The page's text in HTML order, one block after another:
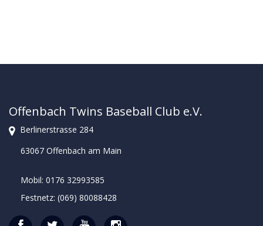
Offenbach Twins Baseball Club e.V.
Berlinerstrasse 284
63067 Offenbach am Main
Mobil: 0176 32993585
Festnetz: (069) 80088428